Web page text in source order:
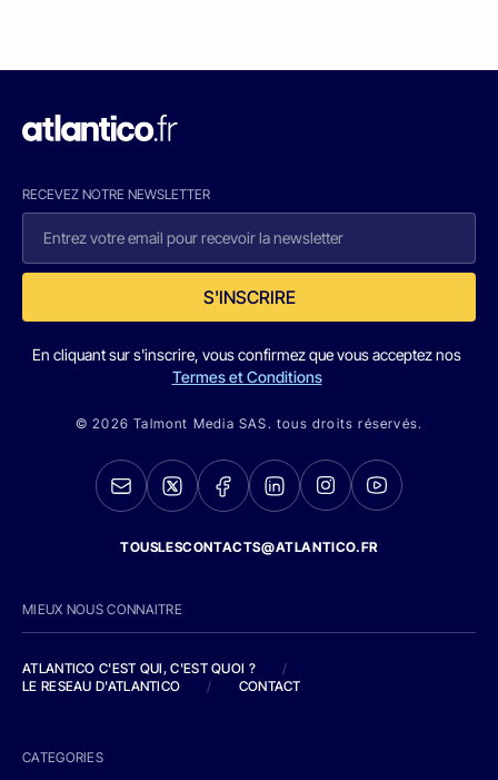
RECEVEZ NOTRE NEWSLETTER
S'INSCRIRE
En cliquant sur s'inscrire, vous confirmez que vous acceptez nos
Termes et Conditions
© 2026 Talmont Media SAS. tous droits réservés.
TOUSLESCONTACTS@ATLANTICO.FR
MIEUX NOUS CONNAITRE
ATLANTICO C'EST QUI, C'EST QUOI ?
/
LE RESEAU D'ATLANTICO
/ CONTACT
CATEGORIES